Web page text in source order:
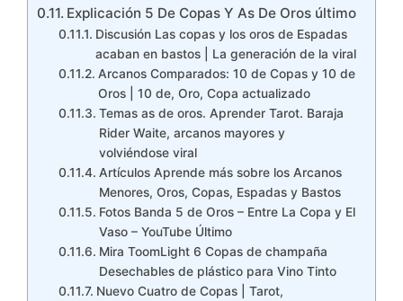
Explicación 5 De Copas Y As De Oros último
Discusión Las copas y los oros de Espadas
acaban en bastos | La generación de la viral
Arcanos Comparados: 10 de Copas y 10 de
Oros | 10 de, Oro, Copa actualizado
Temas as de oros. Aprender Tarot. Baraja
Rider Waite, arcanos mayores y
volviéndose viral
Artículos Aprende más sobre los Arcanos
Menores, Oros, Copas, Espadas y Bastos
Fotos Banda 5 de Oros – Entre La Copa y El
Vaso – YouTube Último
Mira ToomLight 6 Copas de champaña
Desechables de plástico para Vino Tinto
Nuevo Cuatro de Copas | Tarot,